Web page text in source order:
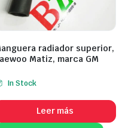
radiador superior,
Matiz, marca GM
In Stock
Leer más